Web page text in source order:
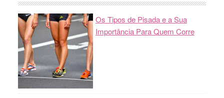
Os Tipos de Pisada e a Sua
Importância Para Quem Corre